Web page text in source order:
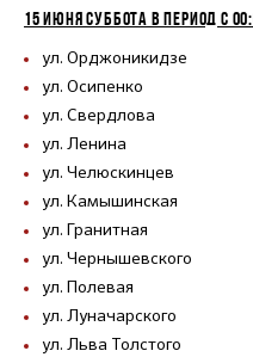
15 ИЮНЯ СУББОТА В ПЕРИОД С
ул. Орджоникидзе
ул. Осипенко
ул. Свердлова
ул. Ленина
ул. Челюскинцев
ул. Камышинская
ул. Гранитная
ул. Чернышевского
ул. Полевая
ул. Луначарского
ул. Льва Толстого